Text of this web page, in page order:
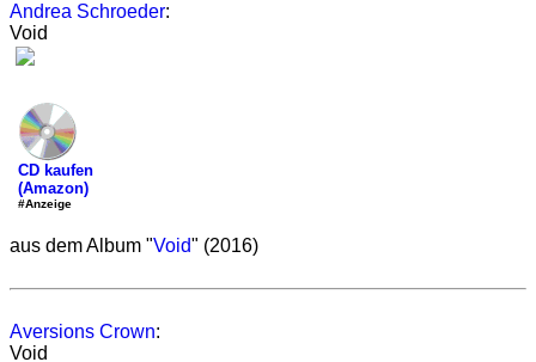
Andrea Schroeder:
Void
CD kaufen
(Amazon)
#Anzeige
aus dem Album "Void" (2016)
Aversions Crown:
Void